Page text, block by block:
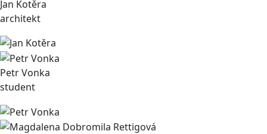
Jan Kotěra
architekt
Petr Vonka
student